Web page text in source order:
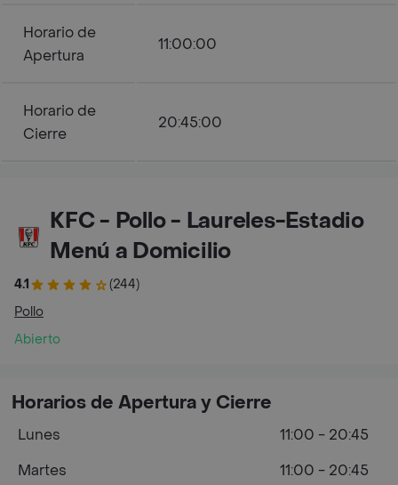
Horario de
Apertura
11:00:00
Horario de
Cierre
20:45:00
KFC - Pollo - Laureles-Estadio
Menú a Domicilio
4.1
(244)
Pollo
Abierto
Horarios de Apertura y Cierre
Lunes
11:00 - 20:45
Martes
11:00 - 20:45